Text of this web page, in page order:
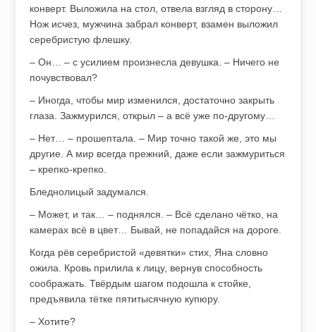
конверт. Выложила на стол, отвела взгляд в сторону…
Нож исчез, мужчина забрал конверт, взамен выложил
серебристую флешку.
– Он… – с усилием произнесла девушка. – Ничего не
почувствовал?
– Иногда, чтобы мир изменился, достаточно закрыть
глаза. Зажмурился, открыл – а всё уже по-другому…
– Нет… – прошептала. – Мир точно такой же, это мы
другие. А мир всегда прежний, даже если зажмуриться
– крепко-крепко.
Бледнолицый задумался.
– Может, и так… – поднялся. – Всё сделано чётко, на
камерах всё в цвет… Бывай, не попадайся на дороге.
Когда рёв серебристой «девятки» стих, Яна словно
ожила. Кровь прилила к лицу, вернув способность
соображать. Твёрдым шагом подошла к стойке,
предъявила тётке пятитысячную купюру.
– Хотите?